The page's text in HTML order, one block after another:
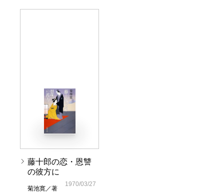
藤十郎の恋・恩讐
の彼方に
菊池寛／著
1970/03/27